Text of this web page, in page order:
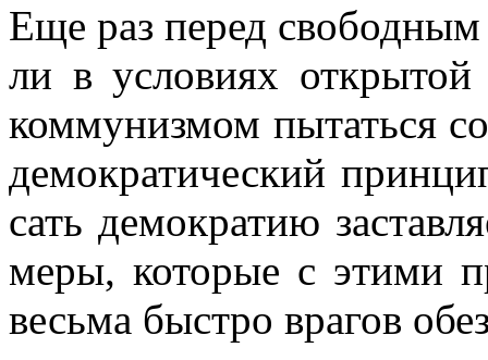
Еще раз перед
ли в условиях
коммунизмом пытаться
демократический
сать демократию
меры, которые с этими
весьма быстро врагов